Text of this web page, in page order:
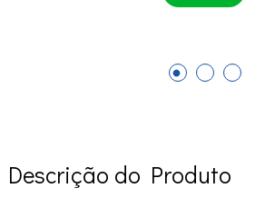
Descrição do Produto